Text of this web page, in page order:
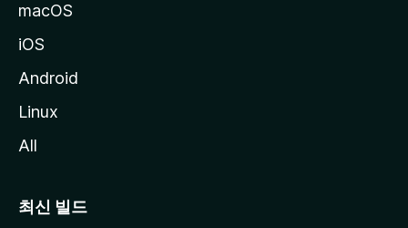
macOS
iOS
Android
Linux
All
최신 빌드